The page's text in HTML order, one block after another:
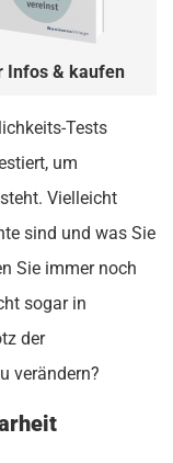
Infos & kaufen
Tests
um
Vielleicht
sind und was Sie
Sie immer noch
sogar in
der
verändern?